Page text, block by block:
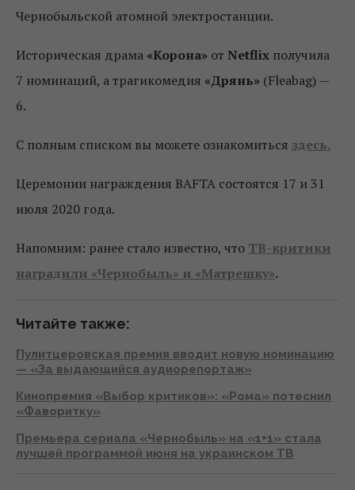
Чернобыльской атомной электростанции.
Историческая драма «Корона» от Netflix получила
7 номинаций, а трагикомедия «Дрянь» (Fleabag) —
6.
С полным списком вы можете ознакомиться здесь.
Церемонии награждения BAFTA состоятся 17 и 31
июля 2020 года.
Напомним: ранее стало известно, что ТВ-критики
наградили «Чернобыль» и «Матрешку».
Читайте также:
Пулитцеровская премия вводит новую номинацию
— «За выдающийся аудиорепортаж»
Кинопремия «Выбор критиков»: «Рома» потеснил
«Фаворитку»
Премьера сериала «Чернобыль» на «1+1» стала
лучшей программой июня на украинском ТВ